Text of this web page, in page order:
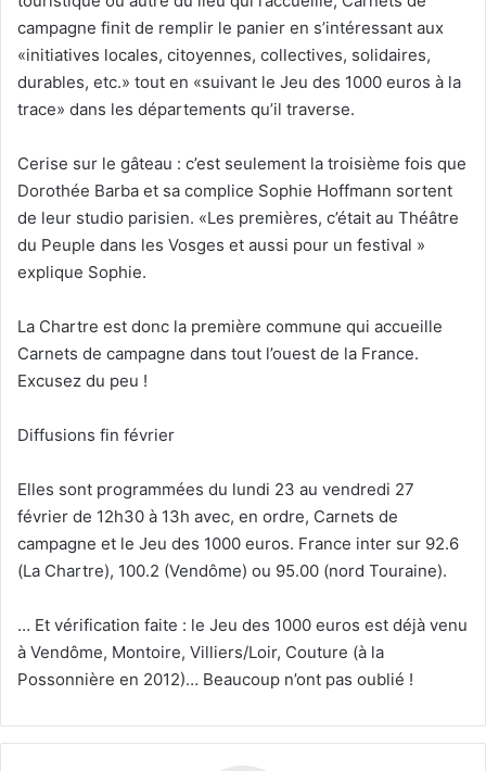
campagne finit de remplir le panier en s’intéressant aux
«initiatives locales, citoyennes, collectives, solidaires,
durables, etc.» tout en «suivant le Jeu des 1000 euros à la
trace» dans les départements qu’il traverse.
Cerise sur le gâteau : c’est seulement la troisième fois que
Dorothée Barba et sa complice Sophie Hoffmann sortent
de leur studio parisien. «Les premières, c’était au Théâtre
du Peuple dans les Vosges et aussi pour un festival »
explique Sophie.
La Chartre est donc la première commune qui accueille
Carnets de campagne dans tout l’ouest de la France.
Excusez du peu !
Diffusions fin février
Elles sont programmées du lundi 23 au vendredi 27
février de 12h30 à 13h avec, en ordre, Carnets de
campagne et le Jeu des 1000 euros. France inter sur 92.6
(La Chartre), 100.2 (Vendôme) ou 95.00 (nord Touraine).
… Et vérification faite : le Jeu des 1000 euros est déjà venu
à Vendôme, Montoire, Villiers/Loir, Couture (à la
Possonnière en 2012)… Beaucoup n’ont pas oublié !